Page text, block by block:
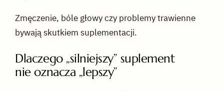
Zmęczenie, bóle głowy czy problemy trawienne
bywają skutkiem suplementacji.
Dlaczego „silniejszy” suplement
nie oznacza „lepszy”